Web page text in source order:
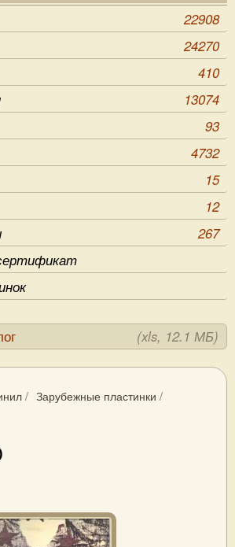
22908
24270
410
13074
93
4732
15
12
267
(xls, 12.1 МБ)
/ Зарубежные пластинки /